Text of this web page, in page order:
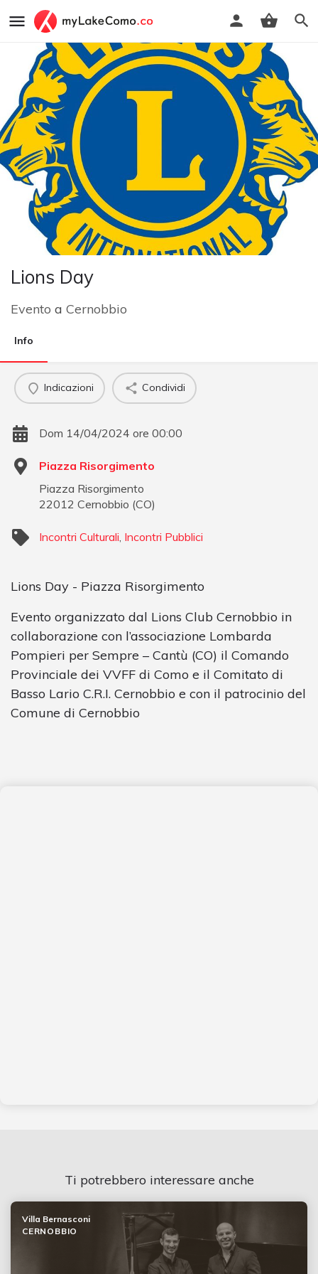
Lions Day
Evento a Cernobbio
Info
Indicazioni Condividi
Dom 14/04/2024 ore 00:00
Piazza Risorgimento
Piazza Risorgimento
22012 Cernobbio (CO)
Incontri Culturali Incontri Pubblici
Lions Day - Piazza Risorgimento
Evento organizzato dal Lions Club Cernobbio in
collaborazione con l’associazione Lombarda
Pompieri per Sempre – Cantù (CO) il Comando
Provinciale dei VVFF di Como e il Comitato di
Basso Lario C.R.I. Cernobbio e con il patrocinio del
Comune di Cernobbio
Ti potrebbero interessare anche
Villa Bernasconi
CERNOBBIO